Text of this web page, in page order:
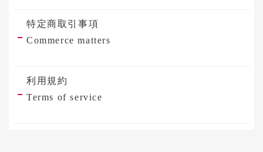
特定商取引事項
Commerce matters
利用規約
Terms of service